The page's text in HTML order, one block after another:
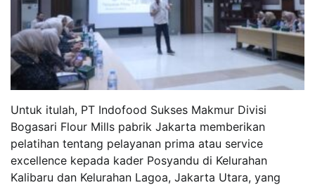
Untuk itulah, PT Indofood Sukses Makmur Divisi
Bogasari Flour Mills pabrik Jakarta memberikan
pelatihan tentang pelayanan prima atau service
excellence kepada kader Posyandu di Kelurahan
Kalibaru dan Kelurahan Lagoa, Jakarta Utara, yang